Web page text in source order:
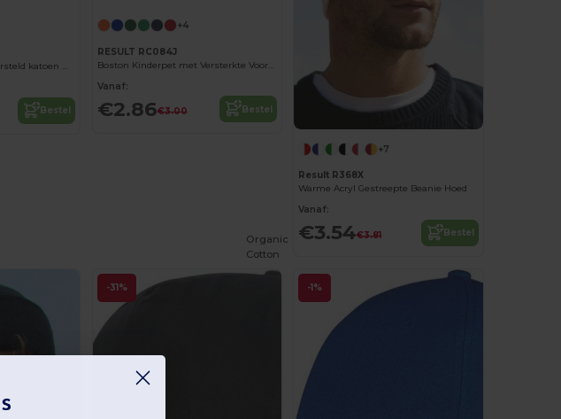
Memphis Petvan geborsteld katoen met Laag Profiel
Bestel
+4
RESULT RC084J
Boston Kinderpet met Versterkte Voorzijde
Vanaf:
€2.86€3.00 Bestel
+7
Result R368X
Warme Acryl Gestreepte Beanie Hoed
Vanaf:
€3.54€3.81 Bestel
-31% -1%
Organic
Cotton